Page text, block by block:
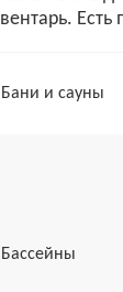
Есть
Бани и сауны
Бассейны